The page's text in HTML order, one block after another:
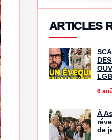
ARTICLES
6
À
de